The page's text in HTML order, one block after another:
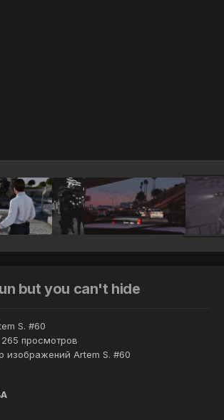
but you can't hide
S. #60
265 просмотров
изображений Artem S. #60